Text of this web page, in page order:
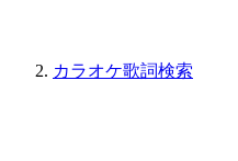
カラオケ歌詞検索